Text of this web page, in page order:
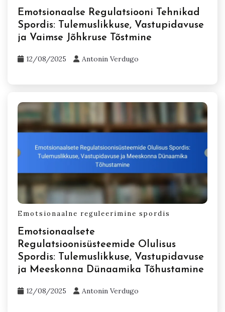
Emotsionaalse Regulatsiooni Tehnikad
Spordis: Tulemuslikkuse, Vastupidavuse
ja Vaimse Jõhkruse Tõstmine
12/08/2025 Antonin Verdugo
Emotsionaalne reguleerimine spordis
Emotsionaalsete
Regulatsioonisüsteemide Olulisus
Spordis: Tulemuslikkuse, Vastupidavuse
ja Meeskonna Dünaamika Tõhustamine
12/08/2025 Antonin Verdugo